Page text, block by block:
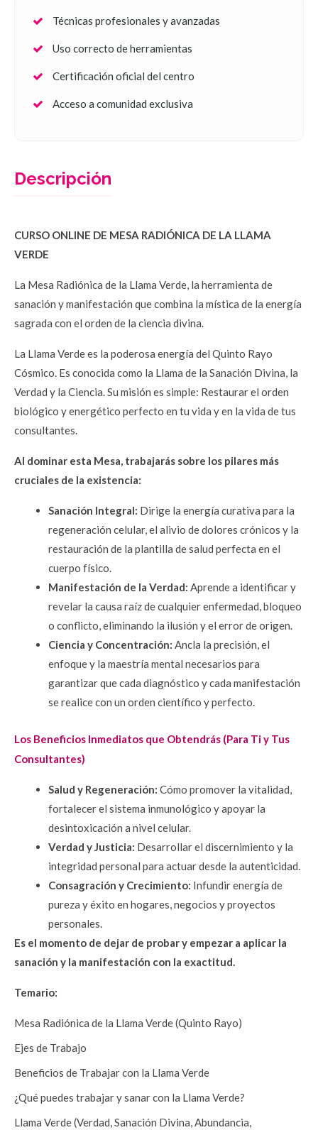
Técnicas profesionales y avanzadas
Uso correcto de herramientas
Certificación oficial del centro
Acceso a comunidad exclusiva
Descripción
CURSO ONLINE DE MESA RADIÓNICA DE LA LLAMA
VERDE
La Mesa Radiónica de la Llama Verde, la herramienta de
sanación y manifestación que combina la mística de la energía
sagrada con el orden de la ciencia divina.
La Llama Verde es la poderosa energía del Quinto Rayo
Cósmico. Es conocida como la Llama de la Sanación Divina, la
Verdad y la Ciencia. Su misión es simple: Restaurar el orden
biológico y energético perfecto en tu vida y en la vida de tus
consultantes.
Al dominar esta Mesa, trabajarás sobre los pilares más
cruciales de la existencia:
Sanación Integral: Dirige la energía curativa para la
regeneración celular, el alivio de dolores crónicos y la
restauración de la plantilla de salud perfecta en el
cuerpo físico.
Manifestación de la Verdad: Aprende a identificar y
revelar la causa raíz de cualquier enfermedad, bloqueo
o conflicto, eliminando la ilusión y el error de origen.
Ciencia y Concentración: Ancla la precisión, el
enfoque y la maestría mental necesarios para
garantizar que cada diagnóstico y cada manifestación
se realice con un orden científico y perfecto.
Los Beneficios Inmediatos que Obtendrás (Para Ti y Tus
Consultantes)
Salud y Regeneración: Cómo promover la vitalidad,
fortalecer el sistema inmunológico y apoyar la
desintoxicación a nivel celular.
Verdad y Justicia: Desarrollar el discernimiento y la
integridad personal para actuar desde la autenticidad.
Consagración y Crecimiento: Infundir energía de
pureza y éxito en hogares, negocios y proyectos
personales.
Es el momento de dejar de probar y empezar a aplicar la
sanación y la manifestación con la exactitud.
Temario:
Mesa Radiónica de la Llama Verde (Quinto Rayo)
Ejes de Trabajo
Beneficios de Trabajar con la Llama Verde
¿Qué puedes trabajar y sanar con la Llama Verde?
Llama Verde (Verdad, Sanación Divina, Abundancia,